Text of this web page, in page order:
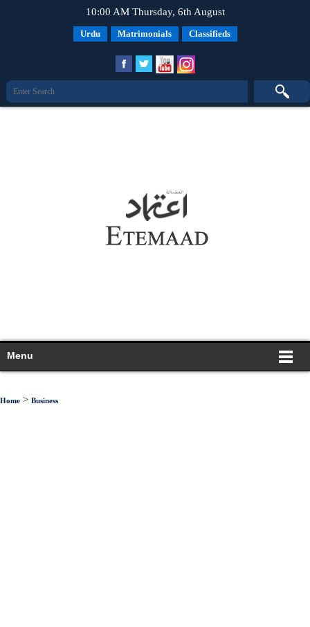
10:00 AM Thursday, 6th August
Urdu Matrimonials Classifieds
Menu
Home > Business